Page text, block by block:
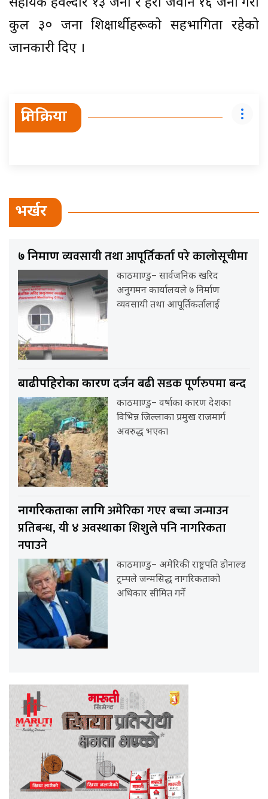
कुल ३० जना प्रशिक्षार्थीहरूको सहभागिता रहेको
जानकारी दिए ।
प्रतिक्रिया
भर्खर
७ निर्माणव्यवसायी तथा आपूर्तिकर्ता परे कालोसूचीमा
काठमाण्डु– सार्वजनिक खरिद
अनुगमन कार्यालयले ७ निर्माण
व्यवसायी तथा आपूर्तिकर्तालाई
बाढीपहिरोका कारणदर्जन बढी सडक पूर्णरुपमा बन्द
काठमाण्डु– वर्षाका कारण देशका
विभिन्न जिल्लाका प्रमुख राजमार्ग
अवरुद्ध भएका
नागरिकताका लागिअमेरिका गएर बच्चा जन्माउन
प्रतिबन्ध, यी ४ अवस्थाका शिशुले पनि नागरिकता
नपाउने
काठमाण्डु– अमेरिकी राष्ट्रपति डोनाल्ड
ट्रम्पले जन्मसिद्ध नागरिकताको
अधिकार सीमित गर्ने